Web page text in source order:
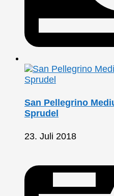
San Pellegrino
Sprudel
23. Juli 2018